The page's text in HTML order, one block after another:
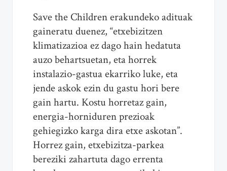
Save the Children erakundeko adituak
gaineratu duenez, “etxebizitzen
klimatizazioa ez dago hain hedatuta
auzo behartsuetan, eta horrek
instalazio-gastua ekarriko luke, eta
jende askok ezin du gastu hori bere
gain hartu. Kostu horretaz gain,
energia-horniduren prezioak
gehiegizko karga dira etxe askotan”.
Horrez gain, etxebizitza-parkea
bereziki zahartuta dago errenta